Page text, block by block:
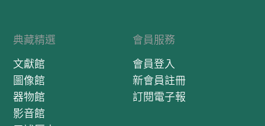
典藏精選
文獻館
圖像館
器物館
影音館
會員服務
會員登入
新會員註冊
訂閱電子報